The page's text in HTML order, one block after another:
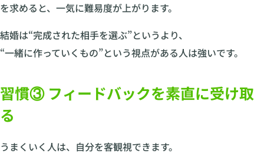
を求めると、一気に難易度が上がります。
結婚は“完成された相手を選ぶ”というより、
“一緒に作っていくもの”という視点がある人は強いです。
習慣③ フィードバックを素直に受け取
る
うまくいく人は、自分を客観視できます。